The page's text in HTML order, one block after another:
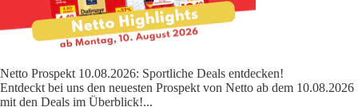
Netto Prospekt 10.08.2026: Sportliche Deals entdecken!
Entdeckt bei uns den neuesten Prospekt von Netto ab dem 10.08.2026
mit den Deals im Überblick!...